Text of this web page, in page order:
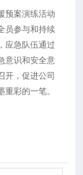
案演练活动
员参与和持续
应急队伍通过
意识和安全意
开，促进公司
彩的一笔。